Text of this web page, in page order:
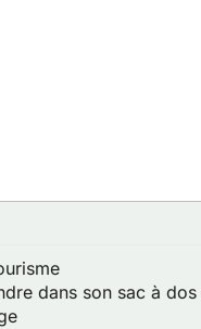
dans son sac à